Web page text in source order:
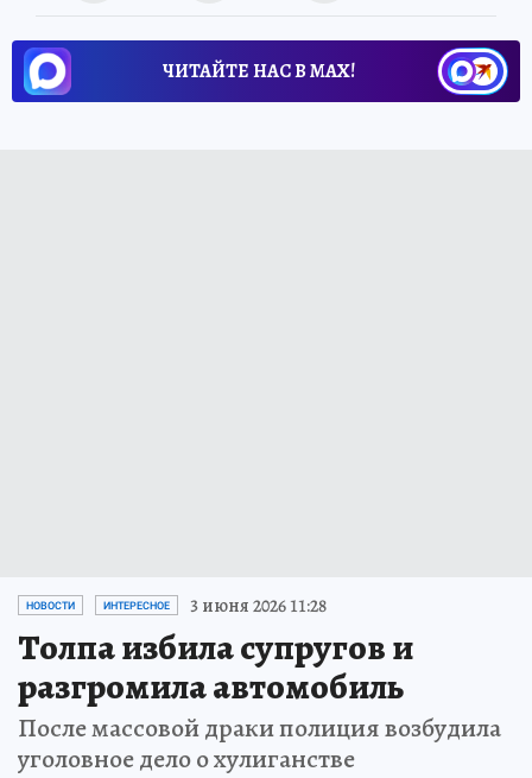
ЧИТАЙТЕ НАС В МАХ!
НОВОСТИ ИНТЕРЕСНОЕ 3 июня 2026 11:28
Толпа избила супругов и
разгромила автомобиль
После массовой драки полиция возбудила
уголовное дело о хулиганстве